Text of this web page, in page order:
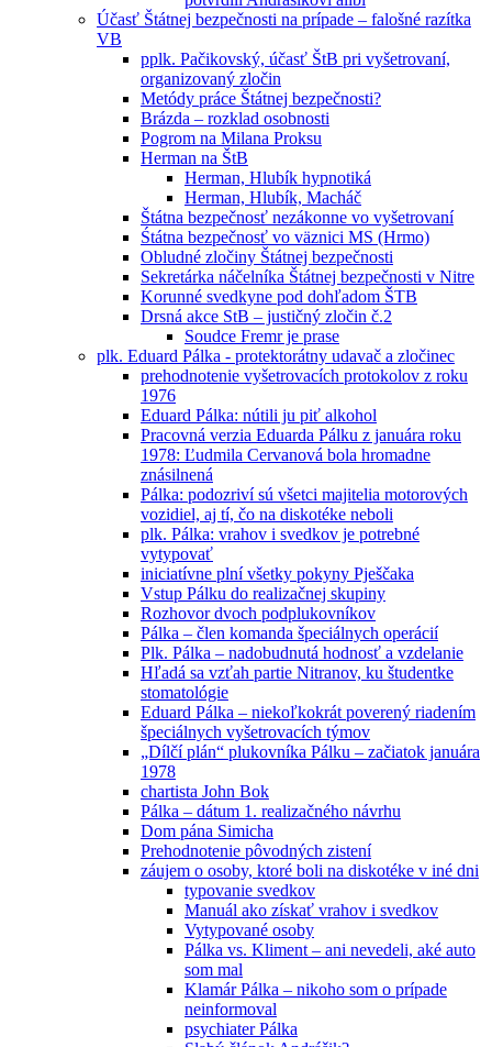
Účasť Štátnej bezpečnosti na prípade – falošné razítka
VB
pplk. Pačikovský, účasť ŠtB pri vyšetrovaní,
organizovaný zločin
Metódy práce Štátnej bezpečnosti?
Brázda – rozklad osobnosti
Pogrom na Milana Proksu
Herman na ŠtB
Herman, Hlubík hypnotiká
Herman, Hlubík, Macháč
Štátna bezpečnosť nezákonne vo vyšetrovaní
Śtátna bezpečnosť vo väznici MS (Hrmo)
Obludné zločiny Štátnej bezpečnosti
Sekretárka náčelníka Štátnej bezpečnosti v Nitre
Korunné svedkyne pod dohľadom ŠTB
Drsná akce StB – justičný zločin č.2
Soudce Fremr je prase
plk. Eduard Pálka - protektorátny udavač a zločinec
prehodnotenie vyšetrovacích protokolov z roku
1976
Eduard Pálka: nútili ju piť alkohol
Pracovná verzia Eduarda Pálku z januára roku
1978: Ľudmila Cervanová bola hromadne
znásilnená
Pálka: podozriví sú všetci majitelia motorových
vozidiel, aj tí, čo na diskotéke neboli
plk. Pálka: vrahov i svedkov je potrebné
vytypovať
iniciatívne plní všetky pokyny Pješčaka
Vstup Pálku do realizačnej skupiny
Rozhovor dvoch podplukovníkov
Pálka – člen komanda špeciálnych operácií
Plk. Pálka – nadobudnutá hodnosť a vzdelanie
Hľadá sa vzťah partie Nitranov, ku študentke
stomatológie
Eduard Pálka – niekoľkokrát poverený riadením
špeciálnych vyšetrovacích týmov
„Dílčí plán“ plukovníka Pálku – začiatok januára
1978
chartista John Bok
Pálka – dátum 1. realizačného návrhu
Dom pána Simicha
Prehodnotenie pôvodných zistení
záujem o osoby, ktoré boli na diskotéke v iné dni
typovanie svedkov
Manuál ako získať vrahov i svedkov
Vytypované osoby
Pálka vs. Kliment – ani nevedeli, aké auto
som mal
Klamár Pálka – nikoho som o prípade
neinformoval
psychiater Pálka